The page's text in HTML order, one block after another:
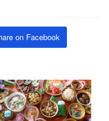
on Facebook